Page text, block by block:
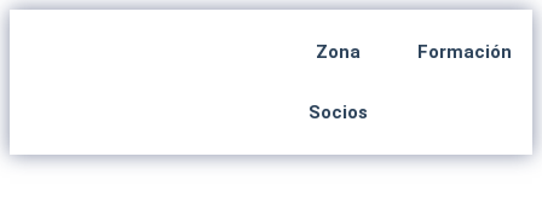
Zona
Socios
Formación